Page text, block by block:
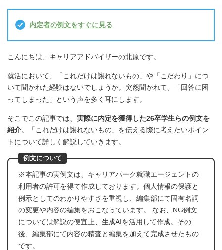
内定者の例文をすぐに見る
こんにちは、キャリアアドバイザーの北原です。
就活において、「これだけは譲れないもの」や「こだわり」につ
いて聞かれた経験はないでしょうか。突然聞かれて、「回答に困
ってしまった」という声を多く耳にします。
そこでこの記事では、 実際に内定を獲得した26卒学生らの例文を
紹介。「これだけは譲れないもの」を伝える際に考えたいポイン
トについて詳しく解説していきます。
例文について
※本記事の実例文は、キャリアパーク就職エージェントの
利用者の許可を得て作成しております。個人情報の保護と
例示としてのわかりやすさを重視し、編集部にて固有名詞
の変更や内容の編集をおこなっています。 なお、NG例文
については解説の便宜上、生成AIを活用して作成。その
後、編集部にて内容の精査と編集を加えて完成させたもの
です。